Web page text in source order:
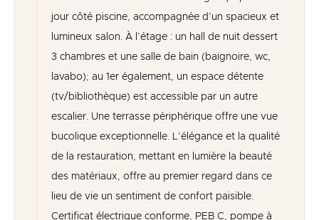
jour côté piscine, accompagnée d’un spacieux et
lumineux salon. À l’étage : un hall de nuit dessert
3 chambres et une salle de bain (baignoire, wc,
lavabo); au 1er également, un espace détente
(tv/bibliothèque) est accessible par un autre
escalier. Une terrasse périphérique offre une vue
bucolique exceptionnelle. L’élégance et la qualité
de la restauration, mettant en lumière la beauté
des matériaux, offre au premier regard dans ce
lieu de vie un sentiment de confort paisible.
Certificat électrique conforme, PEB C, pompe à